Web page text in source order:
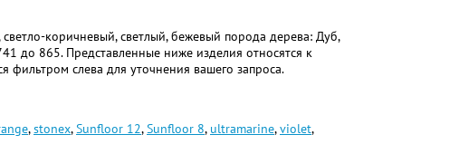
коричневый, светлый, бежевый порода дерева: Дуб,
до 865. Представленные ниже изделия относятся к
фильтром слева для уточнения вашего запроса.
,stonex,Sunfloor 12,Sunfloor 8, ultramarine,violet,